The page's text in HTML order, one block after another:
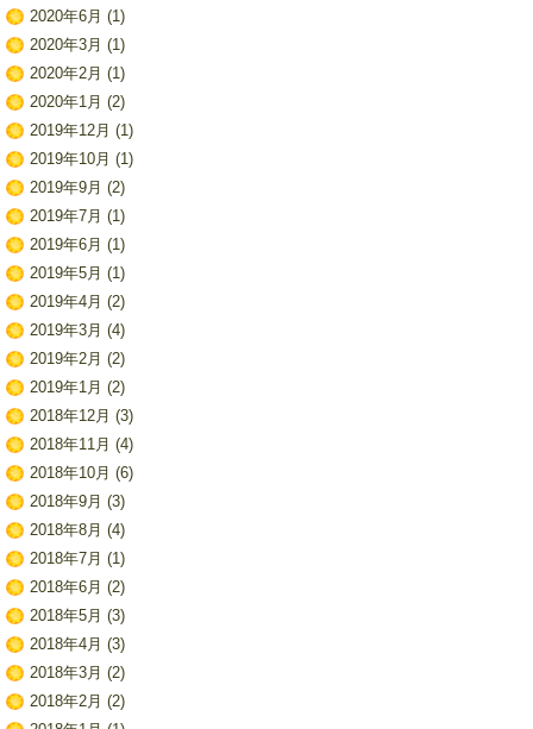
2020年6月 (1)
2020年3月 (1)
2020年2月 (1)
2020年1月 (2)
2019年12月 (1)
2019年10月 (1)
2019年9月 (2)
2019年7月 (1)
2019年6月 (1)
2019年5月 (1)
2019年4月 (2)
2019年3月 (4)
2019年2月 (2)
2019年1月 (2)
2018年12月 (3)
2018年11月 (4)
2018年10月 (6)
2018年9月 (3)
2018年8月 (4)
2018年7月 (1)
2018年6月 (2)
2018年5月 (3)
2018年4月 (3)
2018年3月 (2)
2018年2月 (2)